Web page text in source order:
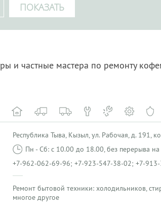
и частные мастера по ремонту
Республика Тыва, Кызыл, ул. Рабочая, д. 191,
Пн - Сб: с 10.00 до 18.00, без перерыва
+7-962-062-69-96; +7-923-547-38-02; +7-
Ремонт бытовой техники: холодильников,
многое другое